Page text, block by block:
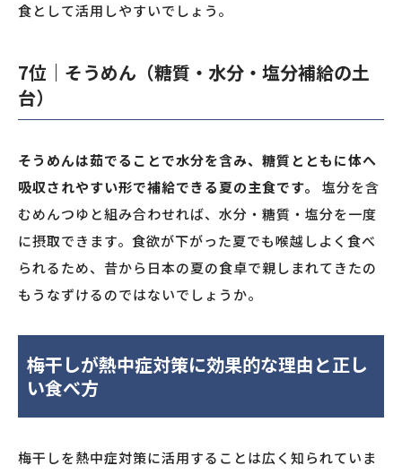
食として活用しやすいでしょう。
7位｜そうめん（糖質・水分・塩分補給の土
台）
そうめんは茹でることで水分を含み、糖質とともに体へ
吸収されやすい形で補給できる夏の主食です。
塩分を含
むめんつゆと組み合わせれば、水分・糖質・塩分を一度
に摂取できます。食欲が下がった夏でも喉越しよく食べ
られるため、昔から日本の夏の食卓で親しまれてきたの
もうなずけるのではないでしょうか。
梅干しが熱中症対策に効果的な理由と正し
い食べ方
梅干しを熱中症対策に活用することは広く知られていま